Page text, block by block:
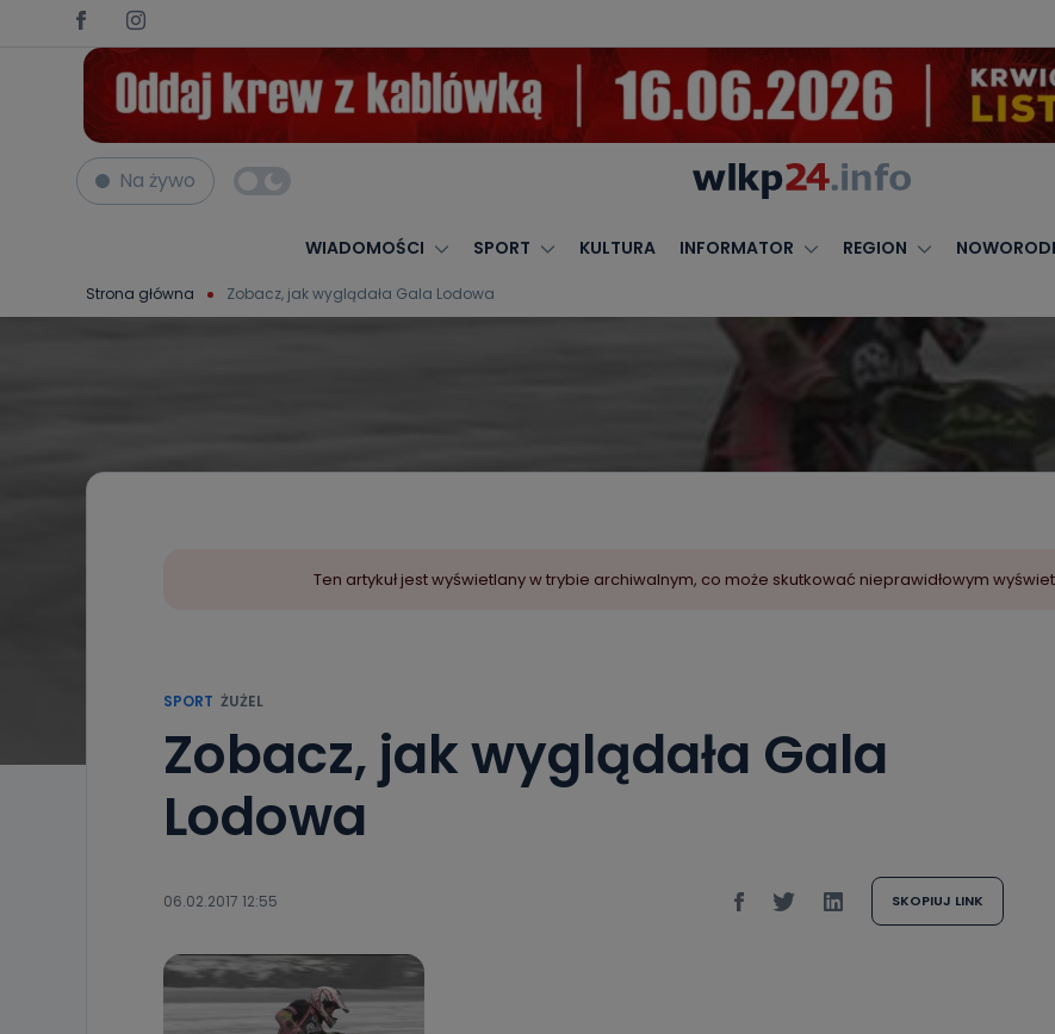
Na żywo
WIADOMOŚCI SPORT KULTURA INFORMATOR REGION
Strona główna Zobacz, jak wyglądała Gala Lodowa
Ten artykuł jest wyświetlany w trybie archiwalnym, co może skutkować nieprawidłowym
SPORT ŻUŻEL
Zobacz, jak wyglądała Gala
Lodowa
06.02.2017 12:55 SKOPIUJ LINK